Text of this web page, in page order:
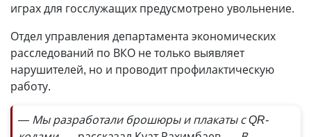
играх для госслужащих предусмотрено увольнение.
Отдел управления департамента экономических
расследований по ВКО не только выявляет
нарушителей, но и проводит профилактическую
работу.
— Мы разработали брошюры и плакаты с QR-